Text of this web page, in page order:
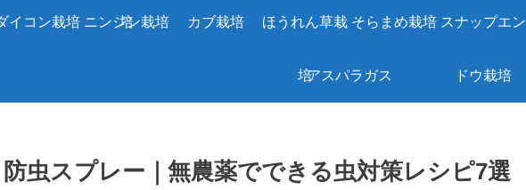
培
イコン栽培 ニンジン栽培 カブ栽培 ほうれん草栽
培
そらまめ栽培 スナップエン
ドウ栽培
アスパラガス
｜根株の選び
虫スプレー｜無農薬でできる虫対策レシピ7選